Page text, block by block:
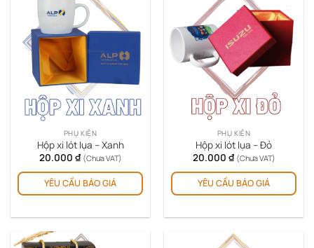
PHỤ KIỆN
Hộp xi lót lụa – Xanh
20.000 ₫ (Chưa VAT)
YÊU CẦU BÁO GIÁ
PHỤ KIỆN
Hộp xi lót lụa – Đỏ
20.000 ₫ (Chưa VAT)
YÊU CẦU BÁO GIÁ